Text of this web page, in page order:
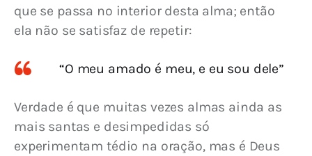
que se passa no interior desta alma; então
ela não se satisfaz de repetir:
“O meu amado é meu, e eu sou dele”
Verdade é que muitas vezes almas ainda as
mais santas e desimpedidas só
experimentam tédio na oração, mas é Deus